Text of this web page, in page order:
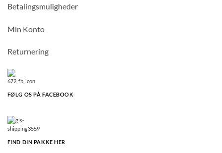
Betalingsmuligheder
Min Konto
Returnering
FØLG OS PÅ FACEBOOK
FIND DIN PAKKE HER